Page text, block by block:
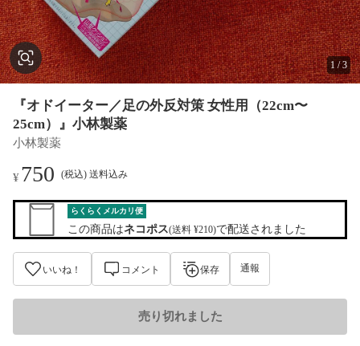
1 /3
『オドイーター／足の外反対策 女性用（22cm〜
25cm）』小林製薬
小林製薬
¥750 (税込) 送料込み
らくらくメルカリ便
この商品はネコポス(送料 ¥210)で配送されました
いいね！ コメント 保存 通報
売り切れました